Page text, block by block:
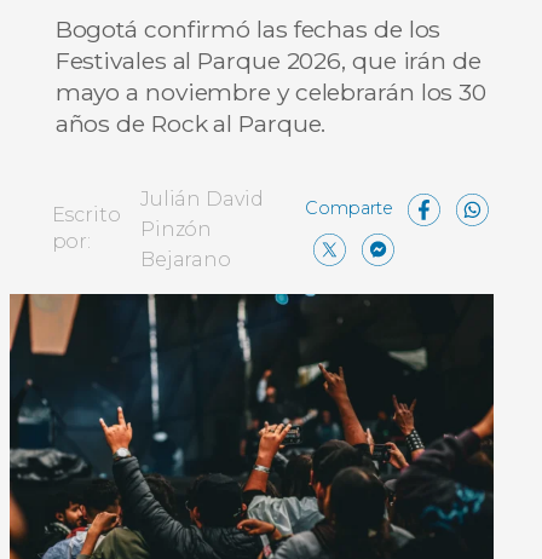
Bogotá confirmó las fechas de los
Festivales al Parque 2026, que irán de
mayo a noviembre y celebrarán los 30
años de Rock al Parque.
Escrito
por:
Julián David
Pinzón
Bejarano
X